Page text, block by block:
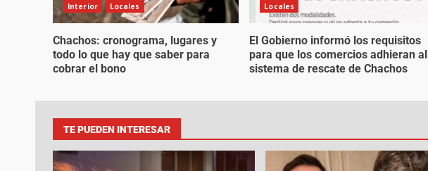
Interior Locales
Chachos: cronograma, lugares y
todo lo que hay que saber para
cobrar el bono
Locales
El Gobierno informó los requisitos
para que los comercios adhieran al
sistema de rescate de Chachos
TE PUEDEN INTERESAR